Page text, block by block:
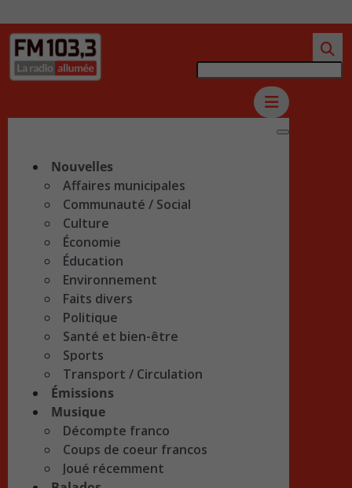
Nouvelles
Affaires municipales
Communauté / Social
Culture
Économie
Éducation
Environnement
Faits divers
Politique
Santé et bien-être
Sports
Transport / Circulation
Émissions
Musique
Décompte franco
Coups de coeur francos
Joué récemment